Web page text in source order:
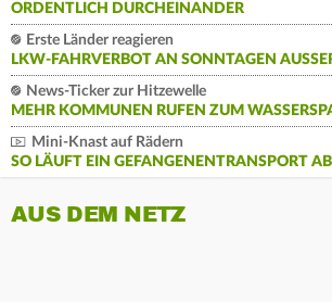
ORDENTLICH DURCHEINANDER
Erste Länder reagieren
LKW-FAHRVERBOT AN SONNTAGEN
News-Ticker zur Hitzewelle
MEHR KOMMUNEN RUFEN ZUM
Mini-Knast auf Rädern
SO LÄUFT EIN GEFANGENENTRANSPORT AB
AUS DEM NETZ